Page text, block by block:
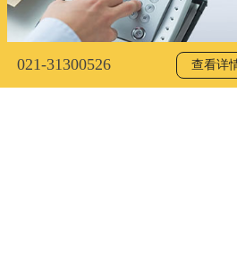
查看详
021-31300526